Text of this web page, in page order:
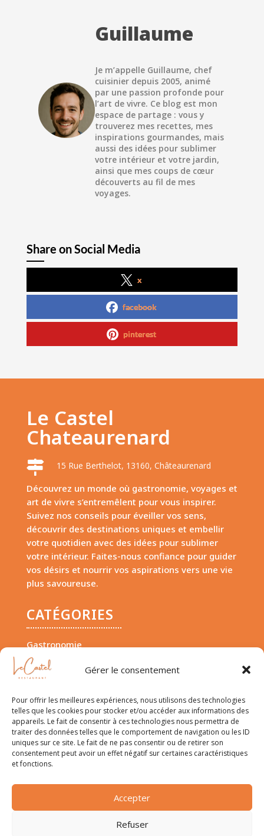
Gérer le consentement
Pour offrir les meilleures expériences, nous utilisons des technologies
telles que les cookies pour stocker et/ou accéder aux informations des
appareils. Le fait de consentir à ces technologies nous permettra de
traiter des données telles que le comportement de navigation ou les ID
uniques sur ce site. Le fait de ne pas consentir ou de retirer son
consentement peut avoir un effet négatif sur certaines caractéristiques
et fonctions.
Accepter
Refuser
Guillaume
Je m’appelle Guillaume, chef
cuisinier depuis 2005, animé
par une passion profonde pour
l’art de vivre. Ce blog est mon
espace de partage : vous y
trouverez mes recettes, mes
inspirations gourmandes, mais
aussi des idées pour sublimer
votre intérieur et votre jardin,
ainsi que mes coups de cœur
découverts au fil de mes
voyages.
Share on Social Media
x
facebook
pinterest
Le Castel
Chateaurenard
 15 Rue Berthelot, 13160, Châteaurenard
Découvrez un monde où gastronomie, voyages et
art de vivre s’entremêlent pour vous inspirer.
Suivez nos conseils pour éveiller vos sens,
découvrir des destinations uniques et embellir
votre quotidien avec des idées pour sublimer
votre intérieur. Faites-nous confiance pour guider
vos désirs et nourrir vos aspirations vers une vie
plus savoureuse.
CATÉGORIES
Gastronomie
Maison et Jardin
A PROPOS
Contact
Mentions Légales
Politique de confidentialité
Conditions d’utilisation